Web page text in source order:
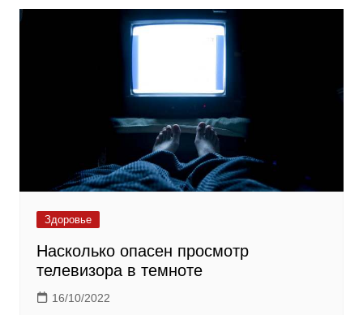
Здоровье
Насколько опасен просмотр
телевизора в темноте
16/10/2022